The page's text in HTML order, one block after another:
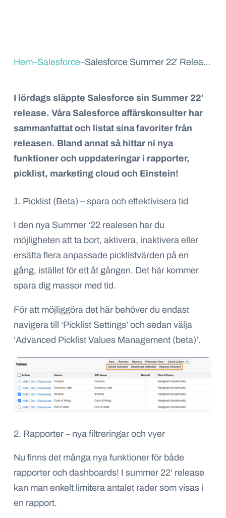
Hem–Salesforce– Salesforce Summer 22′ Release
I lördags släppte Salesforce sin Summer 22’
release. VåraSalesforce affärskonsulter har
sammanfattat och listat sina favoriter från
releasen. Bland annat så hittar ni nya
funktioner och uppdateringar i rapporter,
picklist, marketing cloud och Einstein!
1. Picklist (Beta) – spara och effektivisera tid
I den nya Summer ‘22 realesen har du
möjligheten att ta bort, aktivera, inaktivera eller
ersätta flera anpassade picklistvärden på en
gång, istället för ett åt gången. Det här kommer
spara dig massor med tid.
För att möjliggöra det här behöver du endast
navigera till ‘Picklist Settings’ och sedan välja
‘Advanced Picklist Values Management (beta)’.
2. Rapporter – nya filtreringar och vyer
Nu finns det många nya funktioner för både
rapporter och dashboards! I summer 22’ release
kan man enkelt limitera antalet rader som visas i
en rapport.